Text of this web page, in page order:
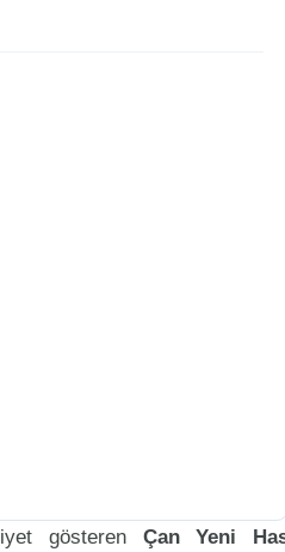
gösteren Çan Yeni